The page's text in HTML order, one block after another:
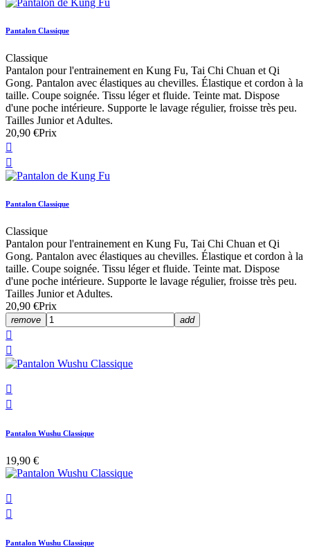
Pantalon Classique
Classique
Pantalon pour l'entrainement en Kung Fu, Tai Chi Chuan et Qi
Gong. Pantalon avec élastiques au chevilles. Élastique et cordon à la
taille. Coupe soignée. Tissu léger et fluide. Teinte mat. Dispose
d'une poche intérieure. Supporte le lavage régulier, froisse très peu.
Tailles Junior et Adultes.
20,90 €Prix


Pantalon Classique
Classique
Pantalon pour l'entrainement en Kung Fu, Tai Chi Chuan et Qi
Gong. Pantalon avec élastiques au chevilles. Élastique et cordon à la
taille. Coupe soignée. Tissu léger et fluide. Teinte mat. Dispose
d'une poche intérieure. Supporte le lavage régulier, froisse très peu.
Tailles Junior et Adultes.
20,90 €Prix
remove add




Pantalon Wushu Classique
19,90 €


Pantalon Wushu Classique